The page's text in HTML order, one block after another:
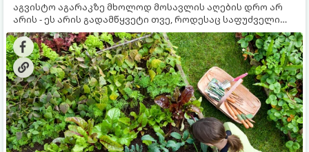
აგვისტო აგარაკზე მხოლოდ მოსავლის აღების დრო არ
არის - ეს არის გადამწყვეტი თვე, როდესაც საფუძველი
ეყრება მომავალი წლის მოსავალს და ბაღი მზადდება
შემოდგომა-ზამთრის სეზონისთვის. იმისათვის, რომ
ნიადაგმა ენერგია აღიდგინოს, ხოლო მცენარეებმა
ზამთარს გაუძლონ, აგვისტოს ბოლომდე 5
მნიშვნელოვანი საქმის გაკეთება უნდა მოასწროთ: